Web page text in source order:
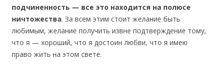
подчиненность — все это находится на полюсе
ничтожества. За всем этим стоит желание быть
любимым, желание получить извне подтверждение тому,
что я — хороший, что я достоин любви, что я имею
право жить на этом свете.